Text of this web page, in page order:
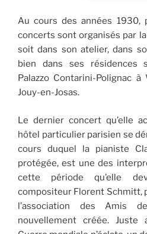
Au cours des années 1930,
concerts sont organisés par
soit dans son atelier, dans
bien dans ses résidences
Palazzo Contarini-Polignac
Jouy-en-Josas.
Le dernier concert qu’elle
hôtel particulier parisien se
cours duquel la pianiste
protégée, est une des
cette période qu’elle
compositeur Florent Schmitt,
l’association des Amis
nouvellement créée. Juste